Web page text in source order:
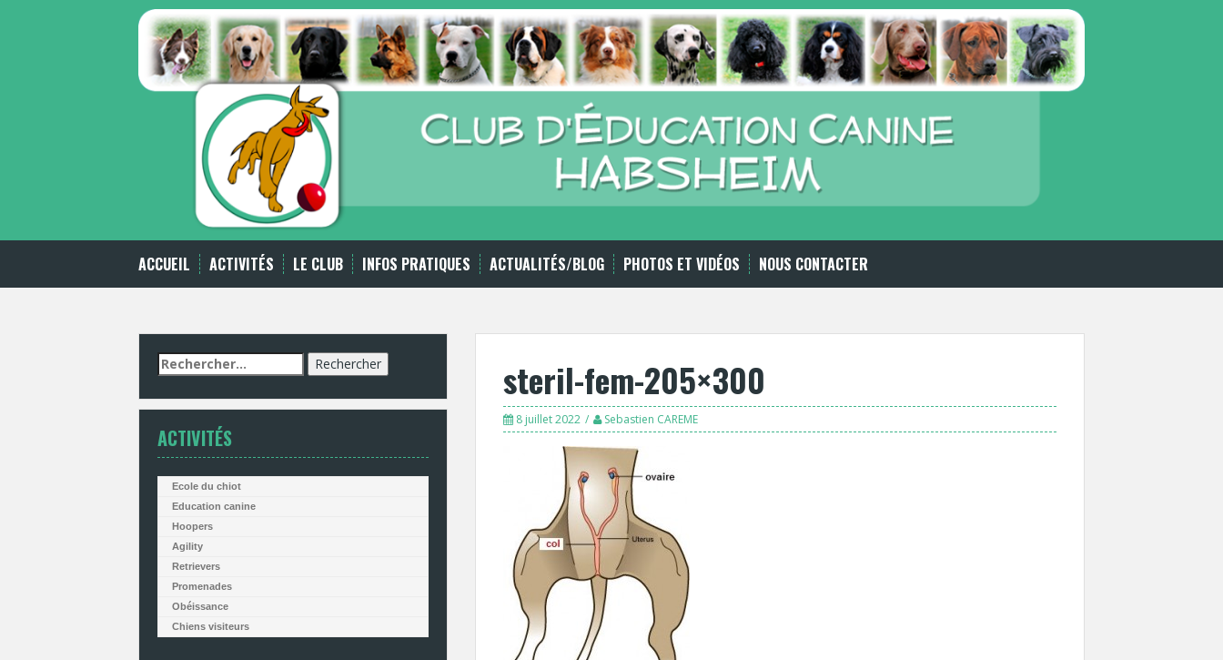
ACCUEIL ACTIVITÉS LE CLUB INFOS PRATIQUES ACTUALITÉS/BLOG PHOTOS ET VIDÉOS NOUS CONTACTER
steril-fem-205×300
8 juillet 2022 Sebastien CAREME
Rechercher :
ACTIVITÉS
Ecole du chiot
Education canine
Hoopers
Agility
Retrievers
Promenades
Obéissance
Chiens visiteurs